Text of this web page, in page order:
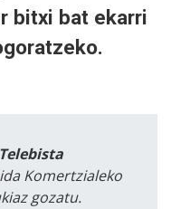
bitxi bat ekarri
Komertzialeko
gozatu.